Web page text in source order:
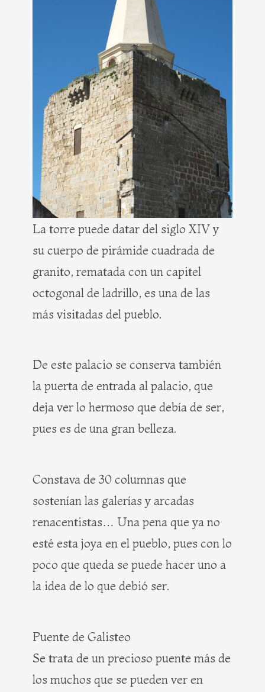
La torre puede datar del siglo XIV y
su cuerpo de pirámide cuadrada de
granito, rematada con un capitel
octogonal de ladrillo, es una de las
más visitadas del pueblo.
De este palacio se conserva también
la puerta de entrada al palacio, que
deja ver lo hermoso que debía de ser,
pues es de una gran belleza.
Constava de 30 columnas que
sostenían las galerías y arcadas
renacentistas… Una pena que ya no
esté esta joya en el pueblo, pues con lo
poco que queda se puede hacer uno a
la idea de lo que debió ser.
Puente de Galisteo
Se trata de un precioso puente más de
los muchos que se pueden ver en